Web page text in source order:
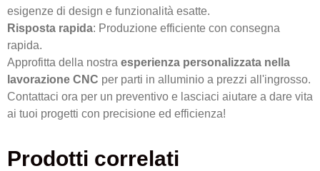
esigenze di design e funzionalità esatte.
Risposta rapida: Produzione efficiente con consegna
rapida.
Approfitta della nostra esperienza personalizzata nella
lavorazione CNC per parti in alluminio a prezzi all'ingrosso.
Contattaci ora per un preventivo e lasciaci aiutare a dare vita
ai tuoi progetti con precisione ed efficienza!
Prodotti correlati